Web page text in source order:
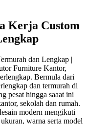
Kerja Custom
dan Lengkap |
Furniture Kantor,
Bermula dari
dan termurah di
pesat hingga saaat ini
sekolah dan rumah.
modern mengikuti
warna serta model